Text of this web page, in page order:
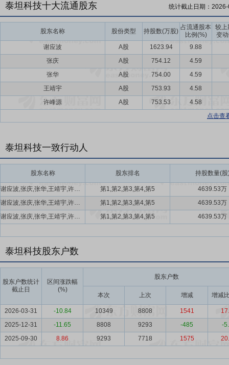
泰坦科技十大流通股东 统计截止日期：
股东名称 股份类型 持股数(万股)
占流通股本
比例(%)
较上
变
谢应波
A股 1623.94
9.88
张庆
A股 754.12
4.59
张华
A股 754.00
4.59
王靖宇
A股 753.93
4.58
许峰源
A股 753.53
4.58
点击查
泰坦科技一致行动人
股东名称 股东排名 持股数量(股
谢应波,张庆,张华,王靖宇,许峰源 第1,第2,第3,第4,第5
4639.53万
谢应波,张庆,张华,王靖宇,许峰源
第1,第2,第3,第4,第5
4639.53万
谢应波,张庆,张华,王靖宇,许峰源
第1,第2,第3,第4,第5 4639.53万
泰坦科技股东户数
股东户数统计
截止日
区间涨跌幅
(%)
股东户数
本次 上次 增减 增减
2026-03-31 -10.84 10349 8808 1541
2025-12-31
-11.65 8808 9293 -485
-
2025-09-30
8.86 9293 7718 1575